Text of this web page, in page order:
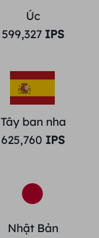
Úc
599,327 IPS
Tây ban nha
625,760 IPS
Nhật Bản